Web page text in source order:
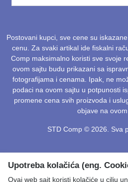
Postovani kupci, sve cene su
cenu. Za svaki artikal ide fiskalni
Comp maksimalno koristi sve svoje
ovom sajtu budu prikazani sa
fotografijama i cenama. Ipak, ne
podaci na ovom sajtu u potpunosti
promene cena svih proizvoda i
objave na ovom
STD Comp © 2026. Sva
Upotreba kolačića (eng.
Ovaj web sajt koristi kolačiće u cilju